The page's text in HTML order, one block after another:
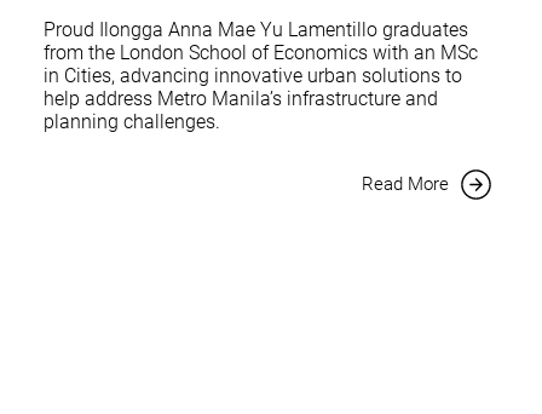
Proud Ilongga Anna Mae Yu Lamentillo graduates
from the London School of Economics with an MSc
in Cities, advancing innovative urban solutions to
help address Metro Manila’s infrastructure and
planning challenges.
Read More